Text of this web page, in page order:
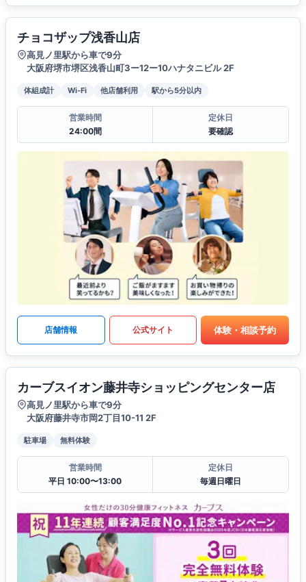
チョコザップ浅香山店
高見ノ里駅から車で9分
大阪府堺市堺区浅香山町3ー12ー10ハナタニビル 2F
体組成計 Wi-Fi 他店舗利用 駅から5分以内
営業時間
24:00間
定休日
要確認
店舗情報 公式サイト 体験・相談予約
カーブスイオン藤井寺ショッピングセンター店
高見ノ里駅から車で9分
大阪府藤井寺市岡2丁目10-11 2F
駐車場 無料体験
営業時間
平日 10:00〜13:00
定休日
毎週日曜日